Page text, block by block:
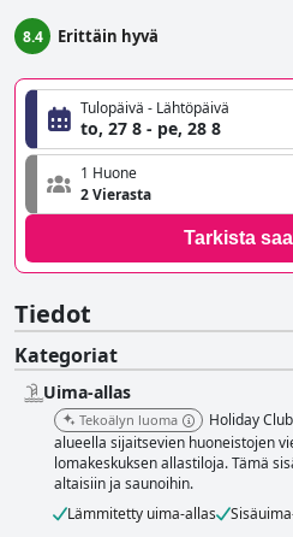
8.4 Erittäin hyvä
Tulopäivä - Lähtöpäivä
to, 27 8 - pe, 28 8
1 Huone
2 Vierasta
Tarkista
Tiedot
Kategoriat
Uima-allas
Tekoälyn luoma
Holiday
alueella sijaitsevien huoneistojen
lomakeskuksen allastiloja. Tämä
altaisiin ja saunoihin.
Lämmitetty uima-allas